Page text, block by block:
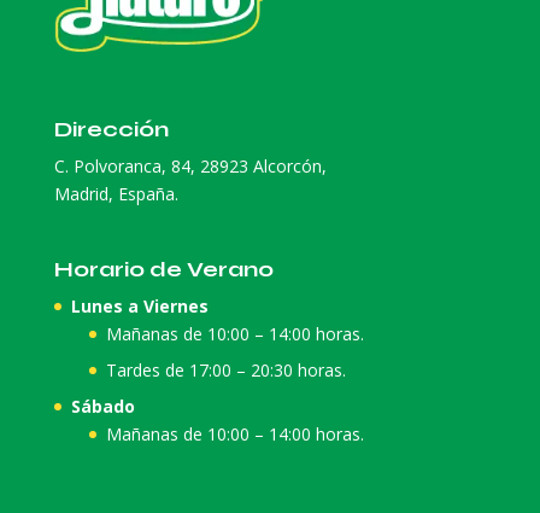
Dirección
C. Polvoranca, 84, 28923 Alcorcón,
Madrid, España.
Horario de Verano
Lunes a Viernes
Mañanas de 10:00 – 14:00 horas.
Tardes de 17:00 – 20:30 horas.
Sábado
Mañanas de 10:00 – 14:00 horas.